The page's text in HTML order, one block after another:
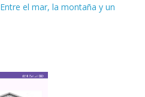
Entre el mar, la montaña y un